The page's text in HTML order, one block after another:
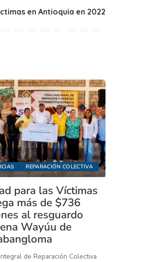
en Antioquia en 2022
REPARACIÓN COLECTIVA
para las Víctimas
más de $736
al resguardo
Wayúu de
de Reparación Colectiva